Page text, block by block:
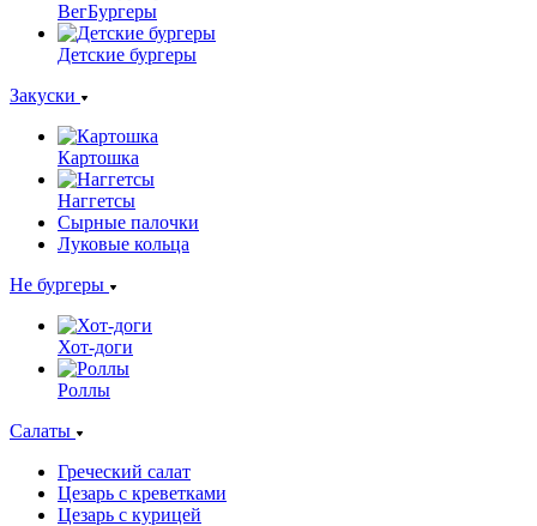
ВегБургеры
Детские бургеры
Закуски
Картошка
Наггетсы
Сырные палочки
Луковые кольца
Не бургеры
Хот-доги
Роллы
Салаты
Греческий салат
Цезарь с креветками
Цезарь с курицей